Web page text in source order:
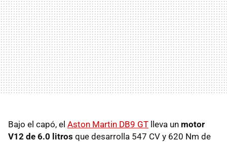
Bajo el capó, el Aston Martin DB9 GT lleva un motor
V12 de 6.0 litros que desarrolla 547 CV y 620 Nm de